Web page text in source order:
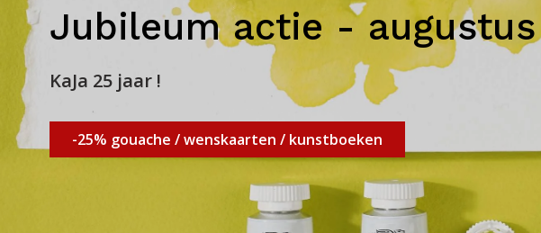
Jubileum actie - augustus
KaJa 25 jaar !
-25% gouache / wenskaarten / kunstboeken